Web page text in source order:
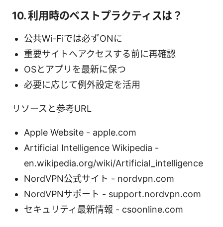
10. 利用時のベストプラクティスは？
公共Wi-Fiでは必ずONに
重要サイトへアクセスする前に再確認
OSとアプリを最新に保つ
必要に応じて例外設定を活用
リソースと参考URL
Apple Website - apple.com
Artificial Intelligence Wikipedia -
en.wikipedia.org/wiki/Artificial_intelligence
NordVPN公式サイト - nordvpn.com
NordVPNサポート - support.nordvpn.com
セキュリティ最新情報 - csoonline.com